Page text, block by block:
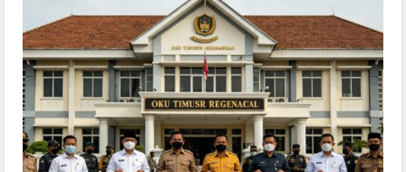
8 Agustus 2026
3
Rekonstruksi Jalan Ruas Sukakersa
Gunung Endut Kecamatan Parakan
Salak Selesai Dikerjakan Oleh CV
Agung Jaya Abadi Hadirkan
Infrastruktur Berkualitas Untuk
Masyarakat
8 Agustus 2026
Bupati dan Wakil Bupati Buol Pimpin